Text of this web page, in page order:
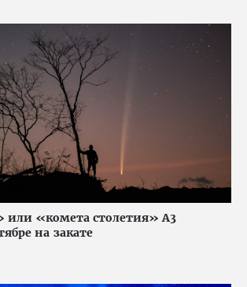
или «комета столетия» A3
на закате